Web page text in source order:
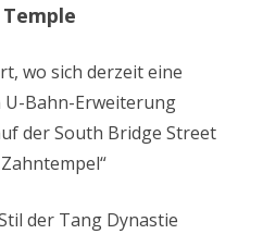
wo sich derzeit eine
U-Bahn-Erweiterung
der South Bridge Street
der Tang Dynastie